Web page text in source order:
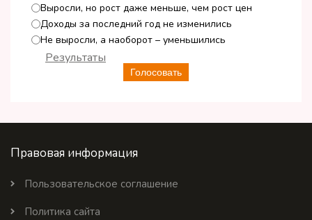
Выросли, но рост даже меньше, чем рост цен
Доходы за последний год не изменились
Не выросли, а наоборот – уменьшились
Голосовать
Результаты
Правовая информация
Пользовательское соглашение
Политика сайта